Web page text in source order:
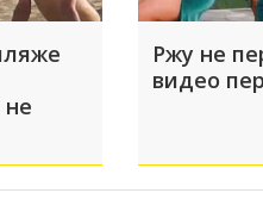
Ржу не
видео